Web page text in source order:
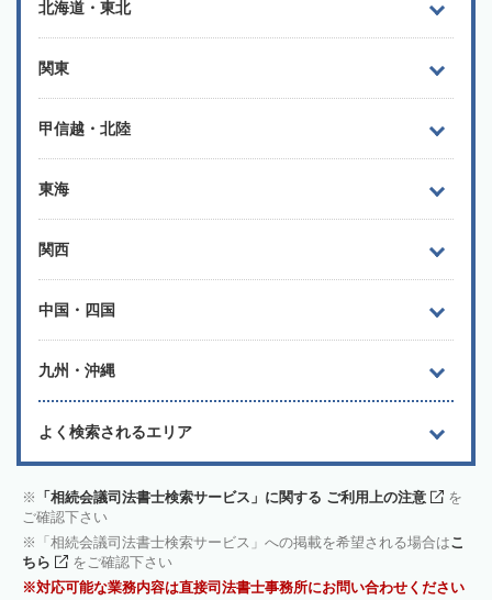
北海道・東北
関東
甲信越・北陸
東海
関西
中国・四国
九州・沖縄
よく検索されるエリア
「相続会議司法書士検索サービス」に関する ご利用上の注意
を
ご確認下さい
「相続会議司法書士検索サービス」への掲載を希望される場合はこ
ちら
をご確認下さい
対応可能な業務内容は直接司法書士事務所にお問い合わせください